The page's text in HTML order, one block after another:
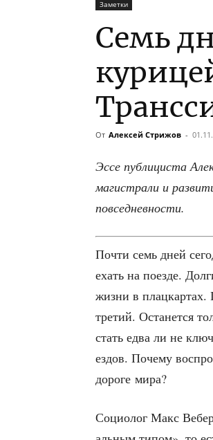
Заметки
Семь
От Алексей Стрижов -
Эссе пуб­ли­ци­ста
маги­стра­ли и
повседневности.
Почти семь дней
ехать на поез­де.
жиз­ни в плац­кар­тах.
тре­тий. Оста­нет­ся
стать едва ли не
ез­дов. Поче­му
доро­ге мира?
Социо­лог Макс